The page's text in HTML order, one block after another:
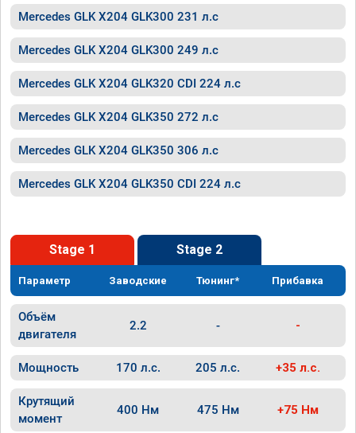
Mercedes GLK X204 GLK300 231 л.с
Mercedes GLK X204 GLK300 249 л.с
Mercedes GLK X204 GLK320 CDI 224 л.с
Mercedes GLK X204 GLK350 272 л.с
Mercedes GLK X204 GLK350 306 л.с
Mercedes GLK X204 GLK350 CDI 224 л.с
Stage 1 Stage 2
Параметр Заводские Тюнинг* Прибавка
Объём
двигателя
2.2 - -
Мощность 170 л.с. 205 л.с. +35 л.с.
Крутящий
момент
400 Нм 475 Нм +75 Нм